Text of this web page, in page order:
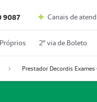
9087 Canais de
2º via de Boleto